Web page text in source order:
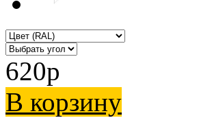
620p
В корзину